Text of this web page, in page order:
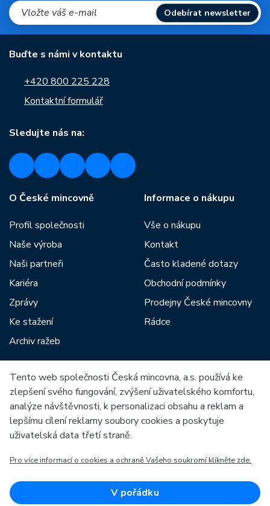
Odebírat newsletter
Buďte s námi v kontaktu
+420 800 225 228
Kontaktní formulář
Sledujte nás na:
O České mincovně
Profil společnosti
Naše výroba
Naši partneři
Kariéra
Zprávy
Ke stažení
Archiv ražeb
Informace o nákupu
Vše o nákupu
Kontakt
Často kladené dotazy
Obchodní podmínky
Prodejny České mincovny
Rádce
Mezi naše partnery patří:
Evropská unie
OP Podnikání a inovace pro konkurenceschopnost
Evropský fond pro regionální rozvoj
Tento web společnosti Česká mincovna, a.s. používá ke
zlepšení svého fungování, zvýšení uživatelského komfortu,
analýze návštěvnosti, k personalizaci obsahu a reklam a
lepšímu cílení reklamy soubory cookies a poskytuje
uživatelská data třetí straně.
Pro více informací o cookies a ochraně Vašeho soukromí klikněte zde.
V pořádku